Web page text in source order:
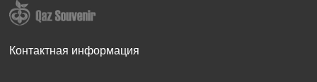
Контактная информация